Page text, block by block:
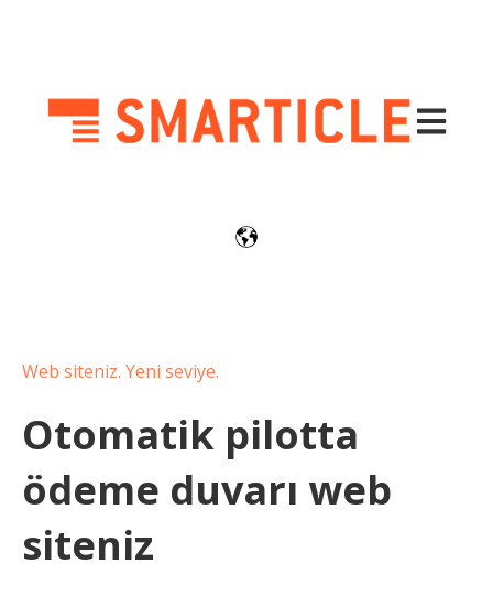
Ana
Web siteniz. Yeni seviye.
Otomatik pilotta
ödeme duvarı web
siteniz